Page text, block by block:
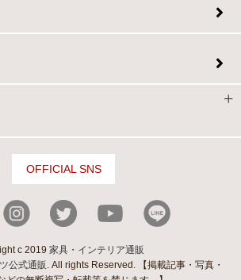
OFFICIAL SNS
c 2019 家具・インテリア通販
公式通販. All rights Reserved. 【掲載記事・写真・